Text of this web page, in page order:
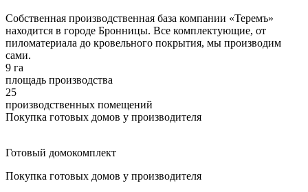
Собственная производственная база компании «Теремъ»
находится в городе Бронницы. Все комплектующие, от
пиломатериала до кровельного покрытия, мы производим
сами.
9 га
площадь производства
25
производственных помещений
Покупка готовых домов у производителя
Готовый домокомплект
Покупка готовых домов у производителя